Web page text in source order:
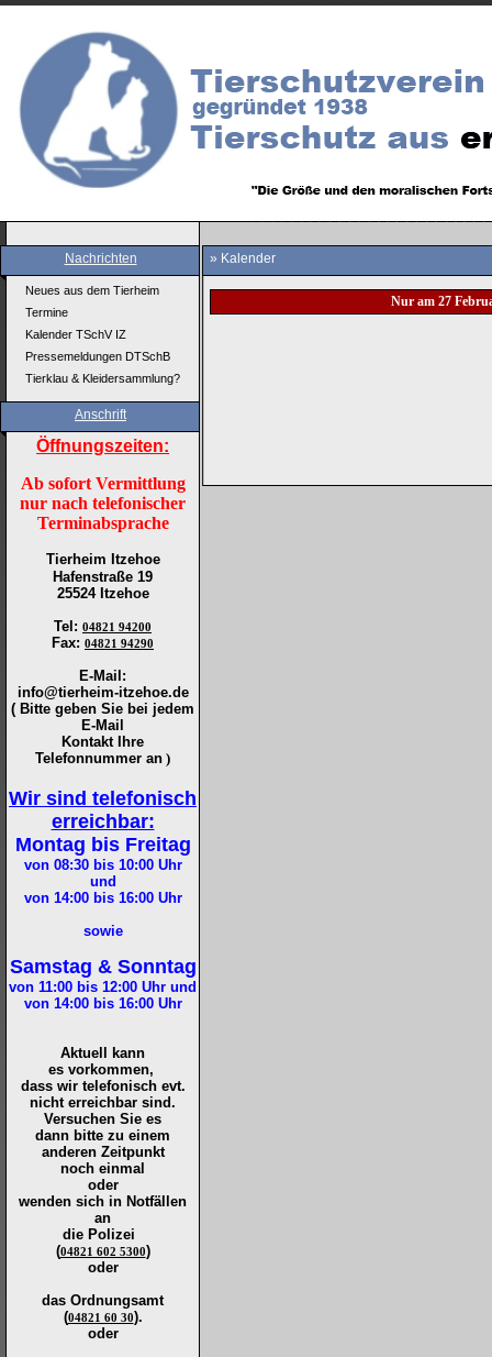
Nachrichten
Neues aus dem Tierheim
Termine
Kalender TSchV IZ
Pressemeldungen DTSchB
Tierklau & Kleidersammlung?
Anschrift
Öffnungszeiten:
Ab sofort Vermittlung
nur nach telefonischer
Terminabsprache
Tierheim Itzehoe
Hafenstraße 19
25524 Itzehoe
Tel : 04821 94200
Fax: 04821 94290
E-Mail:
info@tierheim-itzehoe.de
( Bitte geben Sie bei jedem
E-Mail
Kontakt Ihre
Telefonnummer an )
Wir sind telefonisch
erreichbar:
Montag bis Freitag
von 08:30 bis 10:00Uhr
und
von 14:00 bis 16:00Uhr
sowie
Samstag & Sonntag
von 11:00 bis 12:00 Uhr und
von 14:00 bis 16:00Uhr
Aktuell kann
es vorkommen,
dass wir telefonisch evt.
nicht erreichbar sind.
Versuchen Sie es
dann bitte zu einem
anderen Zeitpunkt
noch einmal
oder
wenden sich in Notfällen
an
die Polizei
(04821 602 5300)
oder
das Ordnungsamt
(04821 60 30).
oder
» Kalender
Nur am 27